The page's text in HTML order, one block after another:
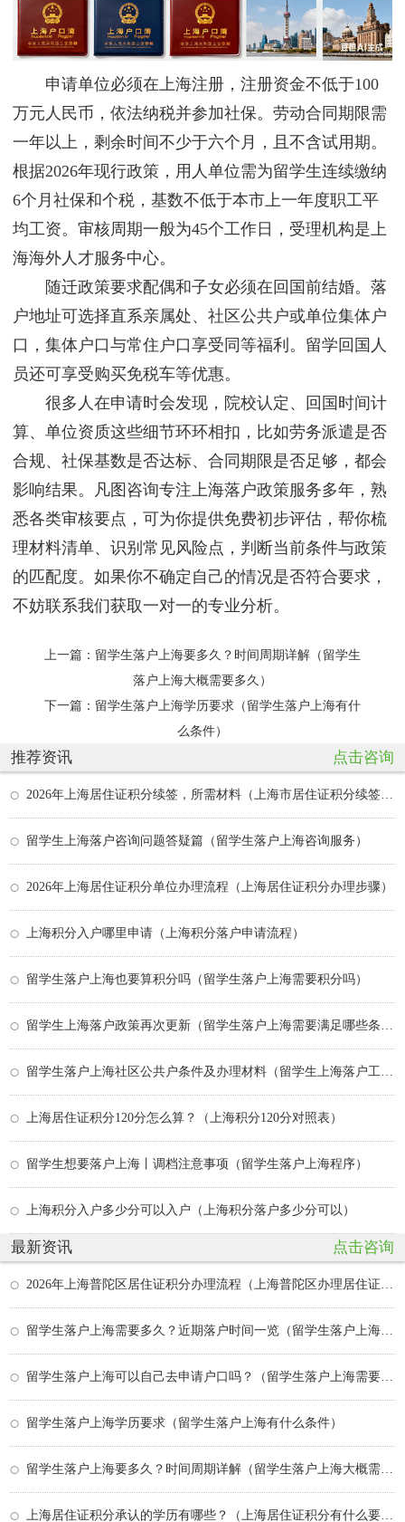
申请单位必须在上海注册，注册资金不低于100
万元人民币，依法纳税并参加社保。劳动合同期限需
一年以上，剩余时间不少于六个月，且不含试用期。
根据2026年现行政策，用人单位需为留学生连续缴纳
6个月社保和个税，基数不低于本市上一年度职工平
均工资。审核周期一般为45个工作日，受理机构是上
海海外人才服务中心。
随迁政策要求配偶和子女必须在回国前结婚。落
户地址可选择直系亲属处、社区公共户或单位集体户
口，集体户口与常住户口享受同等福利。留学回国人
员还可享受购买免税车等优惠。
很多人在申请时会发现，院校认定、回国时间计
算、单位资质这些细节环环相扣，比如劳务派遣是否
合规、社保基数是否达标、合同期限是否足够，都会
影响结果。凡图咨询专注上海落户政策服务多年，熟
悉各类审核要点，可为你提供免费初步评估，帮你梳
理材料清单、识别常见风险点，判断当前条件与政策
的匹配度。如果你不确定自己的情况是否符合要求，
不妨联系我们获取一对一的专业分析。
上一篇： 留学生落户上海要多久？时间周期详解（留学生
落户上海大概需要多久）
下一篇： 留学生落户上海学历要求（留学生落户上海有什
么条件）
推荐资讯 点击咨询
留学生上海落户咨询问题答疑篇（留学生落户上海咨询服务）
2026年上海居住证积分单位办理流程（上海居住证积分办理步骤）
上海积分入户哪里申请（上海积分落户申请流程）
留学生落户上海也要算积分吗（留学生落户上海需要积分吗）
上海居住证积分120分怎么算？（上海积分120分对照表）
留学生想要落户上海丨调档注意事项（留学生落户上海程序）
上海积分入户多少分可以入户（上海积分落户多少分可以）
最新资讯 点击咨询
留学生落户上海学历要求（留学生落户上海有什么条件）